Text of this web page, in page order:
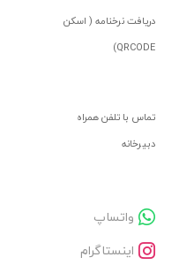
دریافت نرخنامه ( اسکن
QRCODE)
تماس با تلفن همراه
دبیرخانه
واتساپ
اینستاگرام